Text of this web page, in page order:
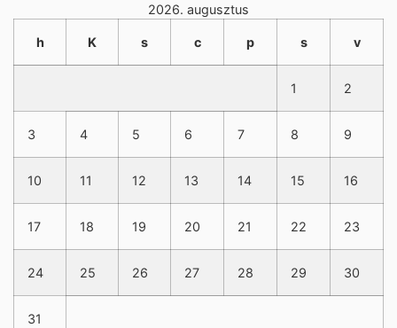
2026. augusztus
h K s c p s v
1 2
3 4 5 6 7 8 9
10 11 12 13 14 15 16
17 18 19 20 21 22 23
24 25 26 27 28 29 30
31